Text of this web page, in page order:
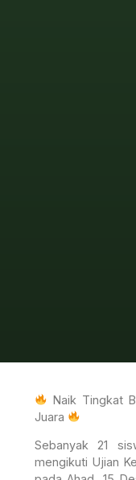
Naik Tingkat
Juara
Sebanyak 21
mengikuti Ujian